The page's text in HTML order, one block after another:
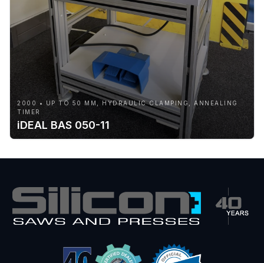
2000 • UP TO 50 MM, HYDRAULIC CLAMPING, ANNEALING
TIMER
iDEAL BAS 050-11